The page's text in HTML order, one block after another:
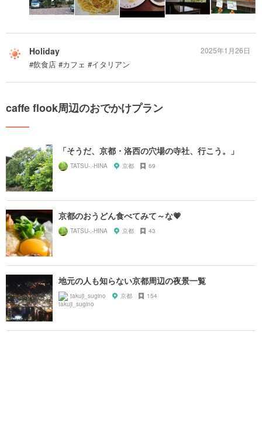
Holiday
#飲食店 #カフェ #イタリアン
2025年1月26日
caffe flook周辺のおでかけプラン
「そうだ、京都・洛西の穴場の寺社、行こう。」
TATSU-.-HINA 京都 69
京都のおうどん食べてみて～な💗
TATSU-.-HINA 京都 43
地元の人も知らない京都周辺の夜景一覧
takuji_sugino 京都 154